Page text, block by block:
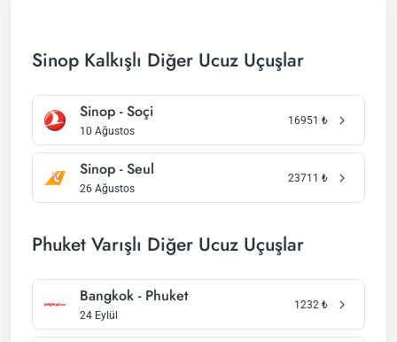
Sinop Kalkışlı Diğer Ucuz Uçuşlar
Sinop - Soçi
10 Ağustos
16951 ₺
Sinop - Seul
26 Ağustos
23711 ₺
Phuket Varışlı Diğer Ucuz Uçuşlar
Bangkok - Phuket
24 Eylül
1232 ₺